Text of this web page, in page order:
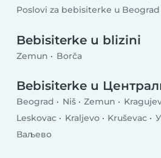
Poslovi za bebisiterke u Beograd
Bebisiterke u blizini
Zemun Borča
Bebisiterke u
Beograd Niš Zemun
Leskovac
Kraljevo Kruševac
Ваљево